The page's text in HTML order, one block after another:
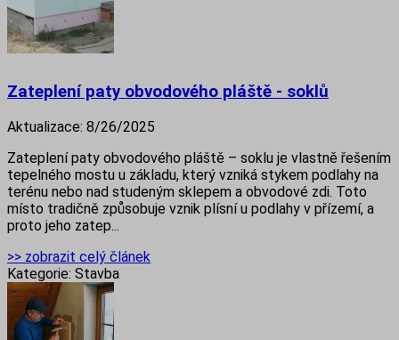
Zateplení paty obvodového pláště - soklů
Aktualizace: 8/26/2025
Zateplení paty obvodového pláště – soklu je vlastně řešením
tepelného mostu u základu, který vzniká stykem podlahy na
terénu nebo nad studeným sklepem a obvodové zdi. Toto
místo tradičně způsobuje vznik plísní u podlahy v přízemí, a
proto jeho zatep...
>> zobrazit celý článek
Kategorie: Stavba